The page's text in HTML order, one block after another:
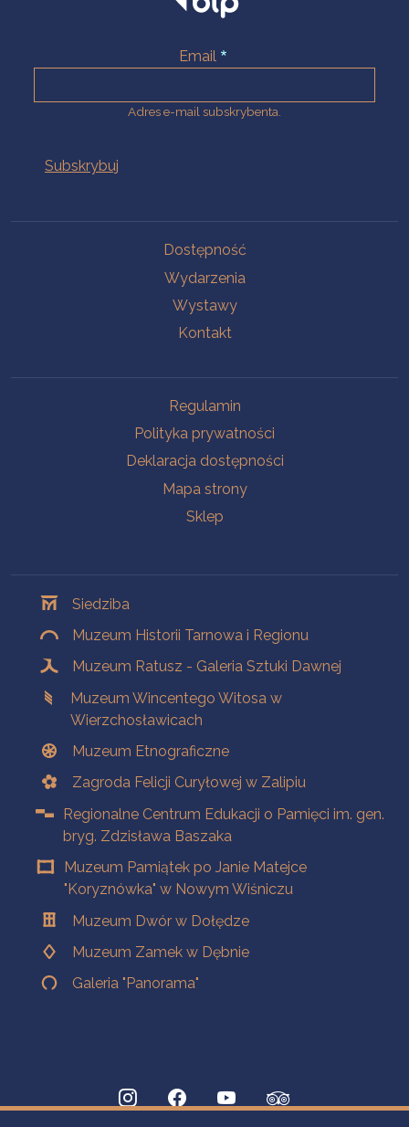
Email
Adres e-mail subskrybenta.
Dostępność
Wydarzenia
Wystawy
Kontakt
Regulamin
Polityka prywatności
Deklaracja dostępności
Mapa strony
Sklep
Siedziba
Muzeum Historii Tarnowa i Regionu
Muzeum Ratusz - Galeria Sztuki Dawnej
Muzeum Wincentego Witosa w
Wierzchosławicach
Muzeum Etnograficzne
Zagroda Felicji Curyłowej w Zalipiu
Regionalne Centrum Edukacji o Pamięci im. gen.
bryg. Zdzisława Baszaka
Muzeum Pamiątek po Janie Matejce
"Koryznówka" w Nowym Wiśniczu
Muzeum Dwór w Dołędze
Muzeum Zamek w Dębnie
Galeria "Panorama"